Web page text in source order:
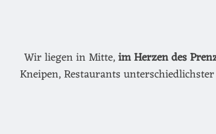
Wir liegen in Mitte,im Herzen des
Kneipen, Restaurants